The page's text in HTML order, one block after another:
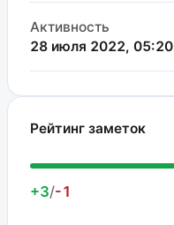
Активность
28 июля 2022, 05:20
Рейтинг заметок
+3/-1